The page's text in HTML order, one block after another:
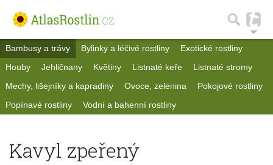
Bambusy a trávy Bylinky a léčivé rostliny
Exotické rostliny
Houby
Jehličnany Květiny Listnaté keře
Listnaté stromy
Mechy, lišejníky a kapradiny
Ovoce, zelenina
Pokojové rostliny
Popínavé rostliny
Vodní a bahenní rostliny
Kavyl zpeřený